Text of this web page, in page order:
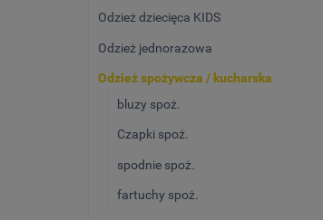
Odzież dziecięca KIDS
Odzież jednorazowa
Odzież spożywcza / kucharska
bluzy spoż.
Czapki spoż.
spodnie spoż.
fartuchy spoż.